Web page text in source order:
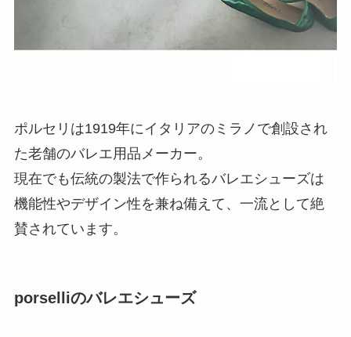
ポルセリは1919年にイタリアのミラノで創設され
た老舗のバレエ用品メーカー。
現在でも伝統の製法で作られるバレエシューズは
機能性やデザイン性を兼ね備えて、一流として絶
賛されています。
porselliのバレエシューズ